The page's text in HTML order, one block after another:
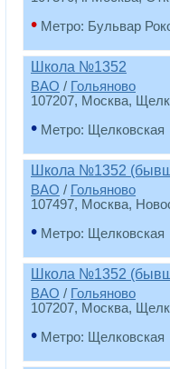
• Метро: Бульвар
Школа №1352
ВАО / Гольяново
107207, Москва,
• Метро: Щелковская
Школа №1352
ВАО / Гольяново
107497, Москва,
• Метро: Щелковская
Школа №1352
ВАО / Гольяново
107207, Москва,
• Метро: Щелковская